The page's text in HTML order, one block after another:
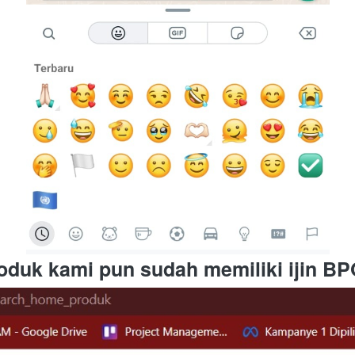
kami pun sudah memiliki ijin